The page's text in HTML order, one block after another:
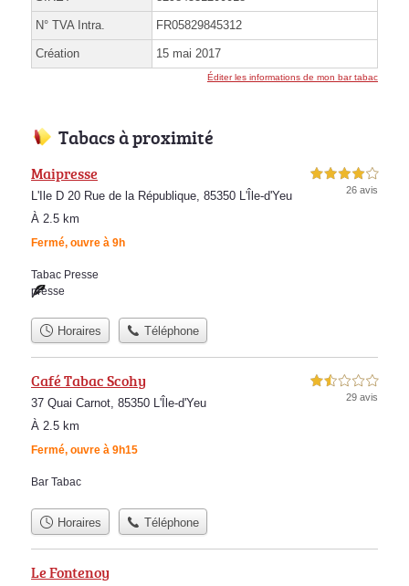
N° TVA Intra. FR05829845312
Création 15 mai 2017
Éditer les informations de mon bar tabac
Tabacs à proximité
Maipresse
L'Ile D 20 Rue de la République, 85350 L'Île-d'Yeu
À 2.5 km
Fermé, ouvre à 9h
4,0 étoiles sur 5
26 avis
Tabac Presse
presse
Horaires Téléphone
Café Tabac Scohy
37 Quai Carnot, 85350 L'Île-d'Yeu
À 2.5 km
Fermé, ouvre à 9h15
1,5 étoiles sur 5
29 avis
Bar Tabac
Horaires Téléphone
Le Fontenoy